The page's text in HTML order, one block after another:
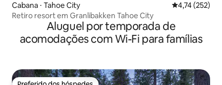
Cabana ⋅ Tahoe City 4,74 de uma
4,74 (252)
Retiro resort em Granlibakken Tahoe City
Aluguel por temporada de
acomodações com Wi-Fi para famílias